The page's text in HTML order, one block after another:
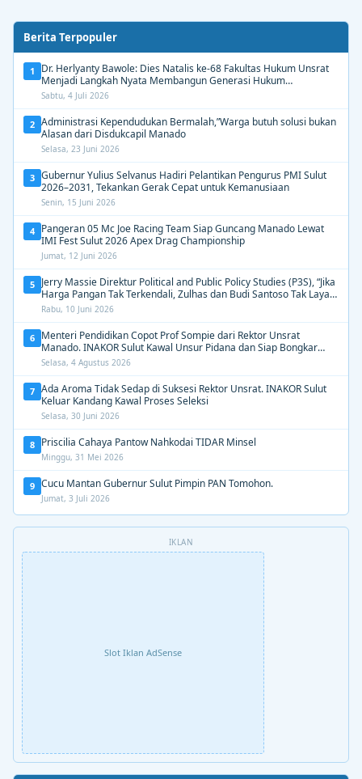
Berita Terpopuler
1
Dr. Herlyanty Bawole: Dies Natalis ke-68 Fakultas Hukum Unsrat
Menjadi Langkah Nyata Membangun Generasi Hukum
Berdampak
Sabtu, 4 Juli 2026
2 Administrasi Kependudukan Bermalah,”Warga butuh solusi bukan
Alasan dari Disdukcapil Manado
Selasa, 23 Juni 2026
3 Gubernur Yulius Selvanus Hadiri Pelantikan Pengurus PMI Sulut
2026–2031, Tekankan Gerak Cepat untuk Kemanusiaan
Senin, 15 Juni 2026
4 Pangeran 05 Mc Joe Racing Team Siap Guncang Manado Lewat
IMI Fest Sulut 2026 Apex Drag Championship
Jumat, 12 Juni 2026
5 Jerry Massie Direktur Political and Public Policy Studies (P3S), “Jika
Harga Pangan Tak Terkendali, Zulhas dan Budi Santoso Tak Layak
Dipertahankan”
Rabu, 10 Juni 2026
6 Menteri Pendidikan Copot Prof Sompie dari Rektor Unsrat
Manado. INAKOR Sulut Kawal Unsur Pidana dan Siap Bongkar
Aroma Busuk di Suksesi Rektor
Selasa, 4 Agustus 2026
7 Ada Aroma Tidak Sedap di Suksesi Rektor Unsrat. INAKOR Sulut
Keluar Kandang Kawal Proses Seleksi
Selasa, 30 Juni 2026
8 Priscilia Cahaya Pantow Nahkodai TIDAR Minsel
Minggu, 31 Mei 2026
9 Cucu Mantan Gubernur Sulut Pimpin PAN Tomohon.
Jumat, 3 Juli 2026
IKLAN
Slot Iklan AdSense